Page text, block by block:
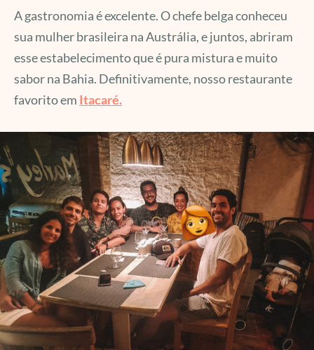
A gastronomia é excelente. O chefe belga conheceu
sua mulher brasileira na Austrália, e juntos, abriram
esse estabelecimento que é pura mistura e muito
sabor na Bahia. Definitivamente, nosso restaurante
favorito em Itacaré.